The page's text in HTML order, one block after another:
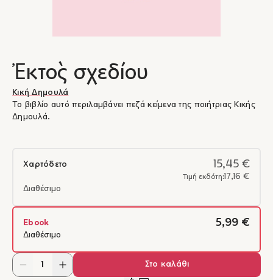
Ἐκτὸς σχεδίου
Κική Δημουλά
Το βιβλίο αυτό περιλαμβάνει πεζά κείμενα της ποιήτριας Κικής
Δημουλά.
Χαρτόδετο 15,45 €
Τιμή εκδότη: 17,16 €
Διαθέσιμο
Ebook 5,99 €
Διαθέσιμο
Στο καλάθι